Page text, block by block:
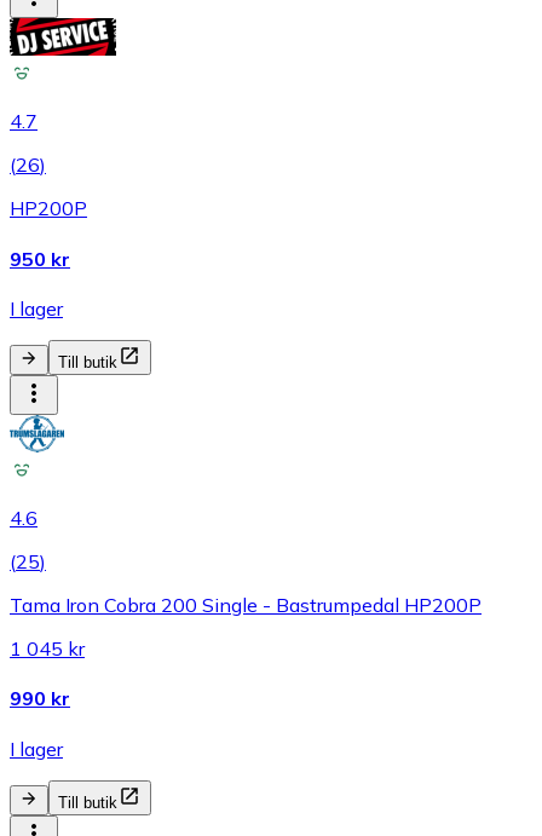
4.7
(26)
HP200P
950 kr
I lager
Till butik
4.6
(25)
Tama Iron Cobra 200 Single - Bastrumpedal HP200P
1 045 kr
990 kr
I lager
Till butik